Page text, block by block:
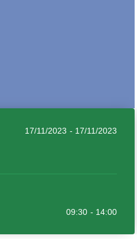
17/11/2023 - 17/11/2023
09:30 - 14:00